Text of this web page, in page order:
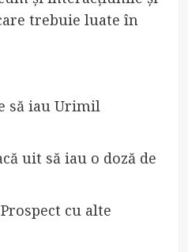
trebuie luate în
să iau Urimil
uit să iau o doză de
cu alte